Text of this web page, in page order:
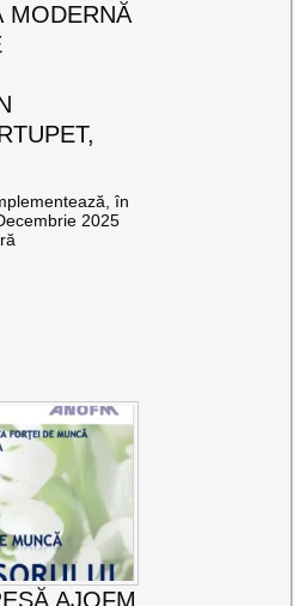
MODERNĂ
în
2025
AJOFM